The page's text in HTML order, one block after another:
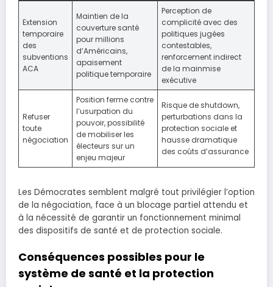
Extension
temporaire
des
subventions
ACA
Maintien de la
couverture santé
pour millions
d’Américains,
apaisement
politique temporaire
Perception de
complicité avec des
politiques jugées
contestables,
renforcement indirect
de la mainmise
exécutive
Refuser
toute
négociation
Position ferme contre
l’usurpation du
pouvoir, possibilité
de mobiliser les
électeurs sur un
enjeu majeur
Risque de shutdown,
perturbations dans la
protection sociale et
hausse dramatique
des coûts d’assurance
Les Démocrates semblent malgré tout privilégier l’option
de la négociation, face à un blocage partiel attendu et
à la nécessité de garantir un fonctionnement minimal
des dispositifs de santé et de protection sociale.
Conséquences possibles pour le
système de santé et la protection